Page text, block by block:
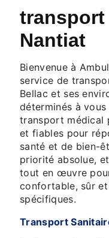
transport
Nantiat
Bienvenue à
service de
Bellac et ses
déterminés à
transport médical
et fiables pour
santé et de bien-
priorité absolue,
tout en œuvre
confortable, sûr
spécifiques.
Transport